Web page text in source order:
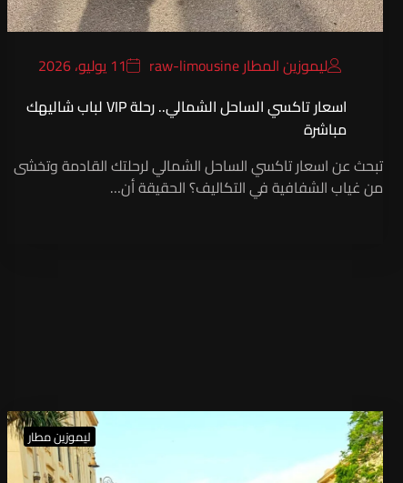
ليموزين المطار raw-limousine
11 يوليو، 2026
اسعار تاكسي الساحل الشمالي.. رحلة VIP لباب شاليهك
مباشرة
تبحث عن اسعار تاكسي الساحل الشمالي لرحلتك القادمة وتخشى
من غياب الشفافية في التكاليف؟ الحقيقة أن…
ليموزين مطار